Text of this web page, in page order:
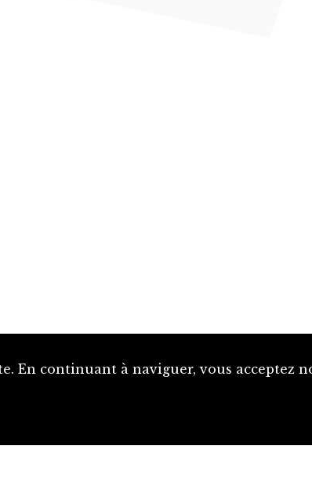
En continuant à naviguer, vous acceptez